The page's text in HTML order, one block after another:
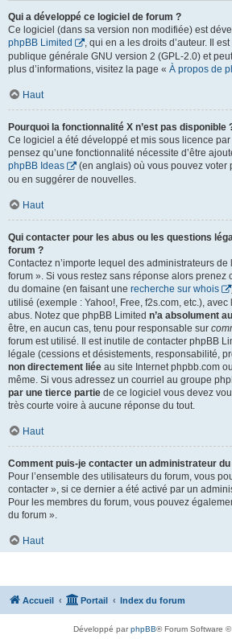
Qui a développé ce logiciel de forum ?
Ce logiciel (dans sa version non modifiée) est
phpBB Limited
, qui en a les droits d’auteur. Il
publique générale GNU version 2 (GPL-2.0) et
plus d’informations, visitez la page « À propos de
Haut
Pourquoi la fonctionnalité X n’est pas disponible
Ce logiciel a été développé et mis sous licence
pensez qu’une fonctionnalité nécessite d’être
phpBB Ideas
(en anglais) où vous pouvez voter
ou en suggérer de nouvelles.
Haut
Qui contacter pour les abus ou les questions
forum ?
Contactez n’importe lequel des administrateurs de
forum ». Si vous restez sans réponse alors prenez
du domaine (en faisant une recherche sur whois
utilisé (exemple : Yahoo!, Free, f2s.com, etc.),
abus. Notez que phpBB Limited n’a absolument
être, en aucun cas, tenu pour responsable sur
forum est utilisé. Il est inutile de contacter phpBB
légale (cessions et désistements, responsabilité,
non directement liée au site Internet phpbb.com
même. Si vous adressez un courriel au groupe
par une tierce partie de ce logiciel vous devez
très courte voire à aucune réponse du tout.
Haut
Comment puis-je contacter un administrateur
Pour l’ensemble des utilisateurs du forum, vous
contacter », si ce dernier a été activé par un
Pour les membres du forum, vous pouvez
du forum ».
Haut
Accueil Portail Index du forum
Développé parphpBB® Forum Software